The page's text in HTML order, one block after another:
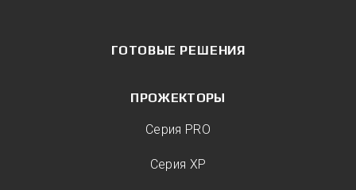
ГОТОВЫЕ РЕШЕНИЯ
ПРОЖЕКТОРЫ
Серия PRO
Серия XP